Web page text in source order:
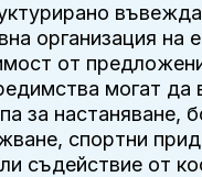
организация на
от
могат да
за настаняване,
спортни
съдействие от